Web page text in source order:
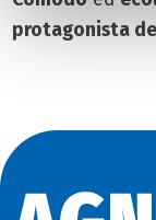
protagonista